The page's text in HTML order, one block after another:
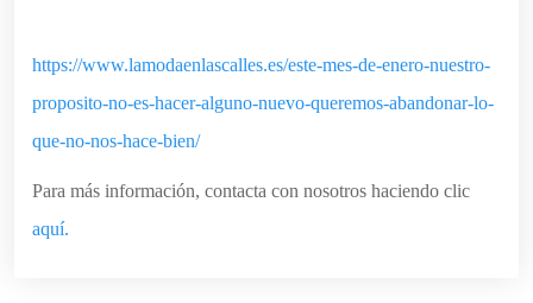
https://www.lamodaenlascalles.es/este-mes-de-enero-nuestro-
proposito-no-es-hacer-alguno-nuevo-queremos-abandonar-lo-
que-no-nos-hace-bien/
Para más información, contacta con nosotros haciendo clic
aquí.